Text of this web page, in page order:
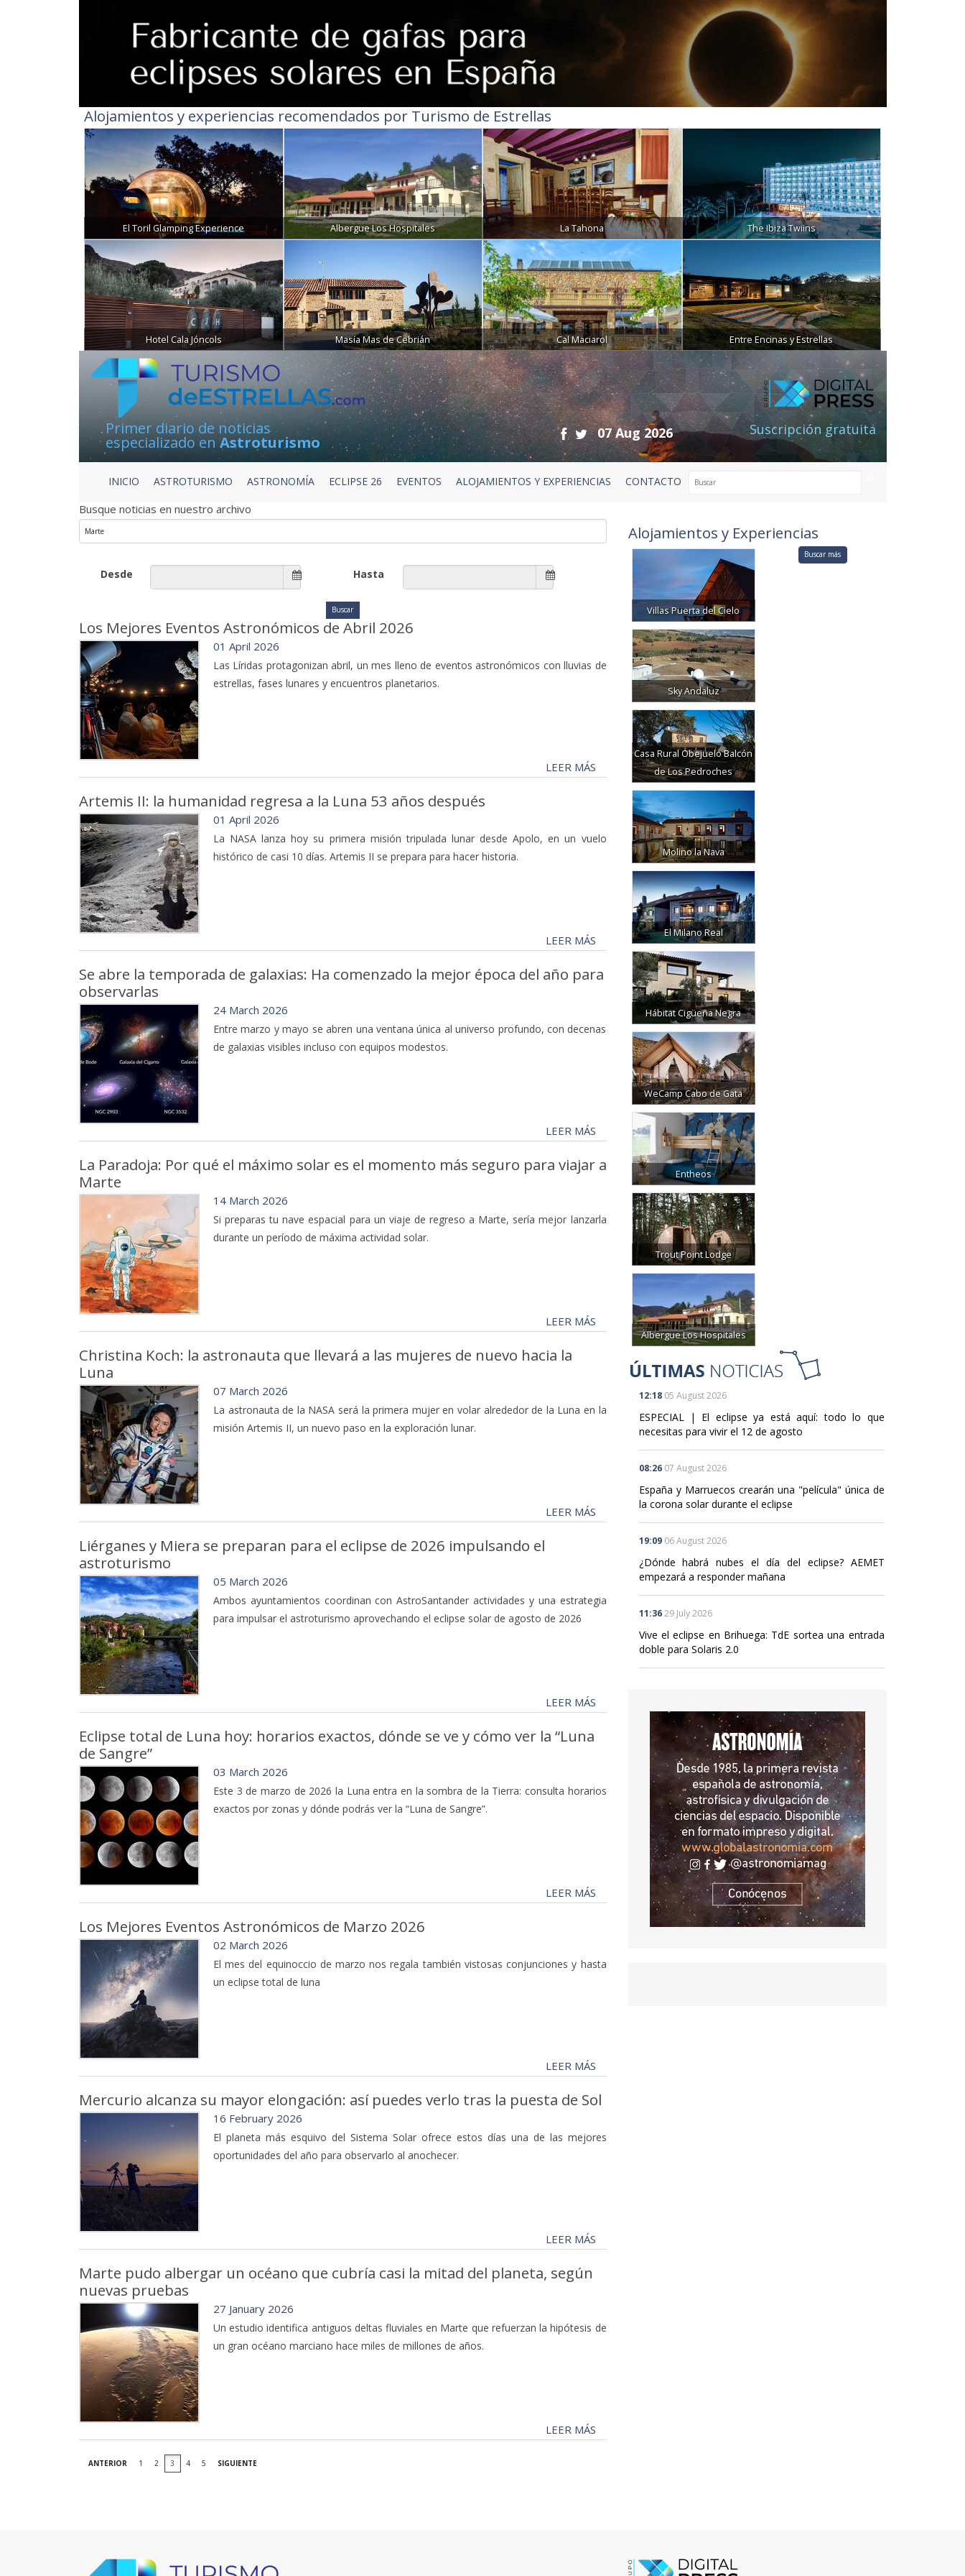
Alojamientos y experiencias recomendados por Turismo de Estrellas
El Toril Glamping Experience Albergue Los Hospitales La Tahona The Ibiza Twiins
Hotel Cala Jóncols Masía Mas de Cebrián Cal Maciarol Entre Encinas y Estrellas
Primer diario de noticias
especializado enAstroturismo
07 Aug 2026 Suscripción gratuita
INICIO ASTROTURISMO ASTRONOMÍA ECLIPSE 26 EVENTOS ALOJAMIENTOS Y EXPERIENCIAS CONTACTO
Busque noticias en nuestro archivo
Desde Hasta
Los Mejores Eventos Astronómicos de Abril 2026
01 April 2026
Las Líridas protagonizan abril, un mes lleno de eventos astronómicos con lluvias de
estrellas, fases lunares y encuentros planetarios.
LEER MÁS
Artemis II: la humanidad regresa a la Luna 53 años después
01 April 2026
La NASA lanza hoy su primera misión tripulada lunar desde Apolo, en un vuelo
histórico de casi 10 días. Artemis II se prepara para hacer historia.
LEER MÁS
Se abre la temporada de galaxias: Ha comenzado la mejor época del año para
observarlas
24 March 2026
Entre marzo y mayo se abren una ventana única al universo profundo, con decenas
de galaxias visibles incluso con equipos modestos.
LEER MÁS
La Paradoja: Por qué el máximo solar es el momento más seguro para viajar a
Marte
14 March 2026
Si preparas tu nave espacial para un viaje de regreso a Marte, sería mejor lanzarla
durante un período de máxima actividad solar.
LEER MÁS
Christina Koch: la astronauta que llevará a las mujeres de nuevo hacia la
Luna
07 March 2026
La astronauta de la NASA será la primera mujer en volar alrededor de la Luna en la
misión Artemis II, un nuevo paso en la exploración lunar.
LEER MÁS
Liérganes y Miera se preparan para el eclipse de 2026 impulsando el
astroturismo
05 March 2026
Ambos ayuntamientos coordinan con AstroSantander actividades y una estrategia
para impulsar el astroturismo aprovechando el eclipse solar de agosto de 2026
LEER MÁS
Eclipse total de Luna hoy: horarios exactos, dónde se ve y cómo ver la “Luna
de Sangre”
03 March 2026
Este 3 de marzo de 2026 la Luna entra en la sombra de la Tierra: consulta horarios
exactos por zonas y dónde podrás ver la “Luna de Sangre”.
LEER MÁS
Los Mejores Eventos Astronómicos de Marzo 2026
02 March 2026
El mes del equinoccio de marzo nos regala también vistosas conjunciones y hasta
un eclipse total de luna
LEER MÁS
Mercurio alcanza su mayor elongación: así puedes verlo tras la puesta de Sol
16 February 2026
El planeta más esquivo del Sistema Solar ofrece estos días una de las mejores
oportunidades del año para observarlo al anochecer.
LEER MÁS
Marte pudo albergar un océano que cubría casi la mitad del planeta, según
nuevas pruebas
27 January 2026
Un estudio identifica antiguos deltas fluviales en Marte que refuerzan la hipótesis de
un gran océano marciano hace miles de millones de años.
LEER MÁS
ANTERIOR 1 2 3 4 5 SIGUIENTE
Alojamientos y Experiencias
Villas Puerta del Cielo
Sky Andaluz
Casa Rural Obejuelo Balcón
de Los Pedroches
Molino la Nava
El Milano Real
Hábitat Cigüeña Negra
WeCamp Cabo de Gata
Entheos
Trout Point Lodge
Albergue Los Hospitales
Buscar más
12:18 05 August 2026
ESPECIAL | El eclipse ya está aquí: todo lo que
necesitas para vivir el 12 de agosto
08:26 07 August 2026
España y Marruecos crearán una "película" única de
la corona solar durante el eclipse
19:09 06 August 2026
¿Dónde habrá nubes el día del eclipse? AEMET
empezará a responder mañana
11:36 29 July 2026
Vive el eclipse en Brihuega: TdE sortea una entrada
doble para Solaris 2.0